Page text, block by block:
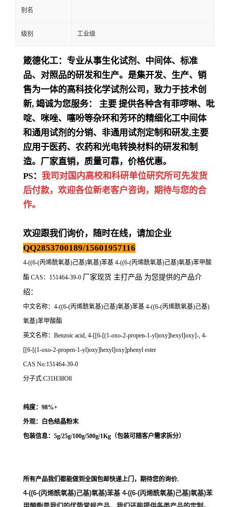
别名
级别 工业级
箴德化工：专业从事生化试剂、中间体、标准
品、对照品的研发和生产。是集开发、生产、销
售为一体的高科技化学试剂公司，致力于技术创
新, 竭诚为您服务： 主要 提供各种含有菲啰啉、吡
啶、咪唑、噻吩等杂环和芳环的精细化工中间体
和通用试剂的分销、非通用试剂定制和研发,主要
应用于医药、农药和光电转换材料的研发和制
造。厂家直销，质量可靠，价格优惠。
PS： 我司对国内高校和科研单位研究所可先发货
后付款，欢迎各位新老客户咨询，期待与您的合
作。
欢迎跟我们询价，随时在线，请加企业
QQ2853700189/15601957116
4-((6-(丙烯酰氧基)己基)氧基)苯基 4-((6-(丙烯酰氧基)己基)氧基)苯甲酸
酯 CAS：151464-39-0 厂家现货 主打产品 为您提供的产品介
绍 ：
中文名称： 4-((6-(丙烯酰氧基)己基)氧基)苯基 4-((6-(丙烯酰氧基)己基)
氧基)苯甲酸酯
英文名称：Benzoic acid, 4-[[6-[(1-oxo-2-propen-1-yl)oxy]hexyl]oxy]-, 4-
[[6-[(1-oxo-2-propen-1-yl)oxy]hexyl]oxy]phenyl ester
CAS No:151464-39-0
分子式:C31H38O8
纯度：98%+
外观：白色结晶粉末
包装信息：5g/25g/100g/500g/1Kg（包装可随客户需求拆分）
所有产品我们都能做到全国包邮快递上门，期待您的询价.
4-((6-(丙烯酰氧基)己基)氧基)苯基 4-((6-(丙烯酰氧基)己基)氧基)苯